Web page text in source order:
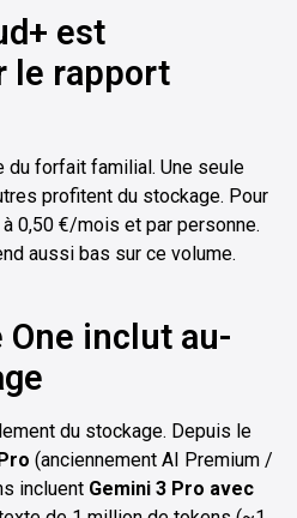
est
le rapport
du forfait familial. Une seule
profitent du stockage. Pour
0,50 €/mois et par personne.
aussi bas sur ce volume.
One inclut au-
du stockage. Depuis le
(anciennement AI Premium /
incluent Gemini 3 Pro avec